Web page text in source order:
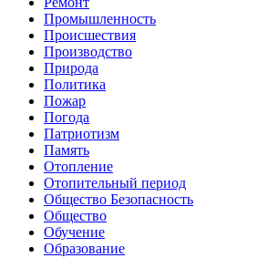
Промышленность
Происшествия
Производство
Природа
Политика
Пожар
Погода
Патриотизм
Память
Отопление
Отопительный период
Общество Безопасность
Общество
Обучение
Образование